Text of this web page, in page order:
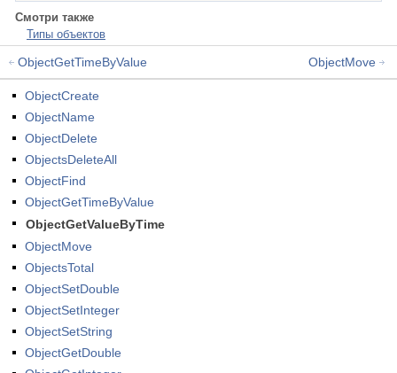
Смотри также
Типы объектов
ObjectGetTimeByValue ObjectMove
ObjectCreate
ObjectName
ObjectDelete
ObjectsDeleteAll
ObjectFind
ObjectGetTimeByValue
ObjectGetValueByTime
ObjectMove
ObjectsTotal
ObjectSetDouble
ObjectSetInteger
ObjectSetString
ObjectGetDouble